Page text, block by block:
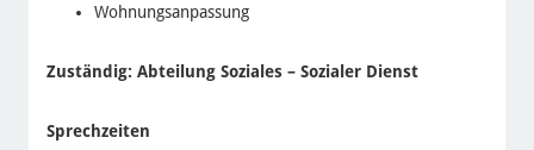
Wohnungsanpassung
Zuständig: Abteilung Soziales – Sozialer Dienst
Sprechzeiten